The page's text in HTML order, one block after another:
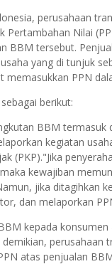
perusahaan
Pertambahan Nilai
BBM tersebut.
yang di tunjuk
memasukkan PPN
berikut:
BBM
kegiatan
(PKP)."Jika
kewajiban
jika ditagihkan
dan melaporkan
kepada
atas penjualan